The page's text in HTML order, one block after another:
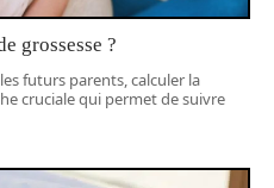
grossesse ?
futurs parents, calculer la
cruciale qui permet de suivre